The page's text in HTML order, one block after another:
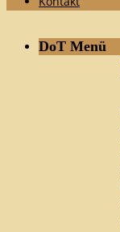
DoT Menü